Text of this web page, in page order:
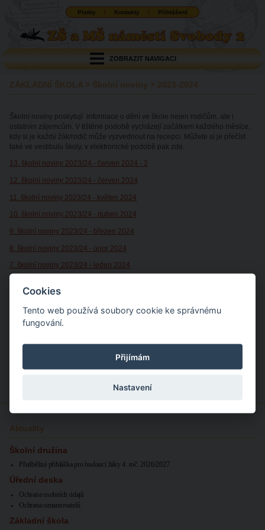
Platby Kontakty Přihlášení
ZOBRAZIT NAVIGACI
ZÁKLADNÍ ŠKOLA > Školní noviny > 2023-2024
Školní noviny poskytují informace o dění ve škole nejen rodičům, ale i
ostatním zájemcům. V tištěné podobě vycházejí začátkem každého měsíce,
kdy si je každý žák/rodič může vyzvednout na recepci. Můžete si je přečíst
také ve vestibulu školy, v elektronické podobě pak zde.
13. školní noviny 2023/24 - červen 2024 - 2
12. školní noviny 2023/24 - červen 2024
11. školní noviny 2023/24 - květen 2024
10. školní noviny 2023/24 - duben 2024
9. školní noviny 2023/24 - březen 2024
8. školní noviny 2023/24 - únor 2024
7. školní noviny 2023/24 - leden 2024
4. školní noviny 2023/24 - listopad 2023 (oprava data na str. 1 + doplněna str.
9 - info Sdružení rodičů)
3. školní noviny 2023/24 - říjen 2023 (2)
2. školní noviny 2023/24 - říjen 2023
Aktuality
Školní družina
Předběžná přihláška pro budoucí žáky 4. roč. 2026/2027
Úřední deska
Ochrana osobních údajů
Ochrana oznamovatelů
Základní škola
Cookies
Tento web používá soubory cookie ke správnému
fungování.
Přijímám
Nastavení